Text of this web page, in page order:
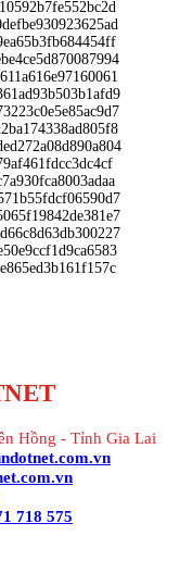
Hồng - Tỉnh Gia Lai
718 575